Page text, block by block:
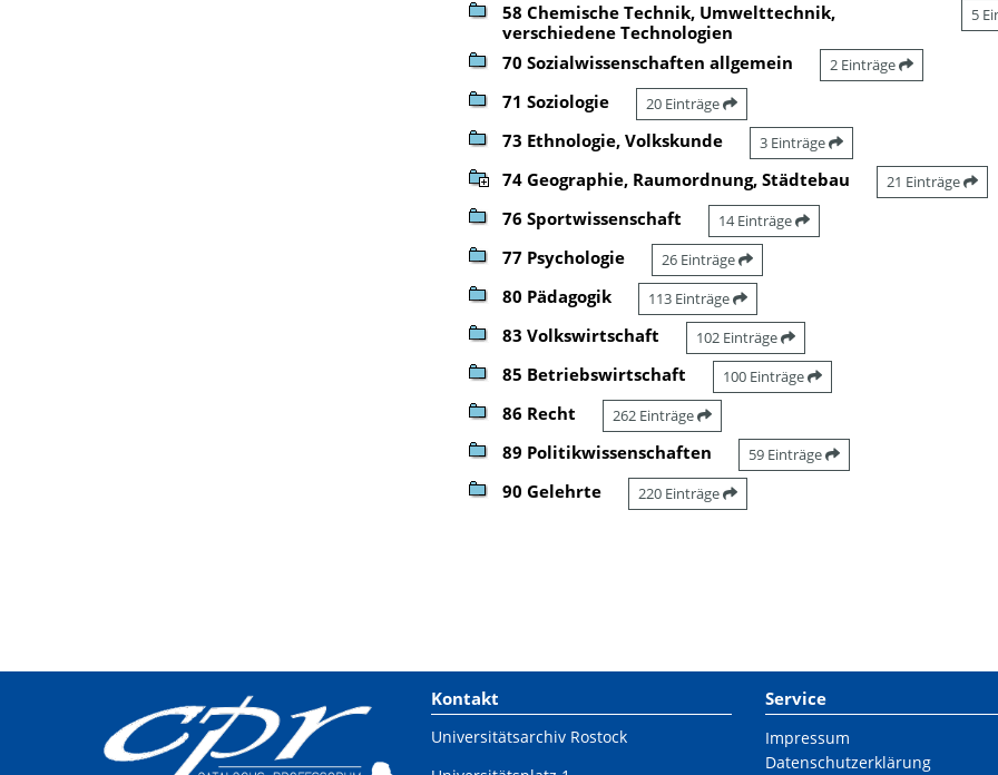
58 Chemische Technik, Umwelttechnik,
verschiedene Technologien
5
70 Sozialwissenschaften allgemein 2 Einträge
71 Soziologie 20 Einträge
73 Ethnologie, Volkskunde 3 Einträge
74 Geographie, Raumordnung, Städtebau 21 Einträge
76 Sportwissenschaft 14 Einträge
77 Psychologie 26 Einträge
80 Pädagogik 113 Einträge
83 Volkswirtschaft 102 Einträge
85 Betriebswirtschaft 100 Einträge
86 Recht 262 Einträge
89 Politikwissenschaften 59 Einträge
90 Gelehrte 220 Einträge
Kontakt
Universitätsarchiv Rostock
Service
Impressum
Datenschutzerklärung